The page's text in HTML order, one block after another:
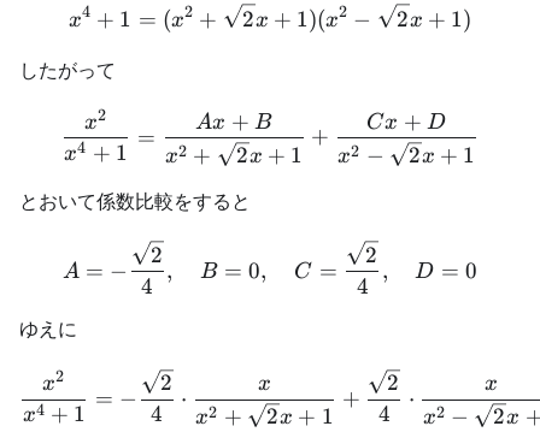
x^4+1 =
x4 + 1 = (x2 + 2x + 1)(x2 − 2x + 1)
したがって
\frac{x^2}{x^4+1} =
x4 + 1
x2
=
x2 + 2x + 1
Ax + B
+
x2 − 2x + 1
Cx + D
とおいて係数比較をすると
A=-
A = −
4
2
, B = 0, C =
4
2
, D = 0
ゆえに
\frac{x^2}{x^4+1} = -
x4 + 1
x2
= −
4
2
⋅
x2 + 2x + 1
x
+
4
2
⋅
x2 − 2x
x